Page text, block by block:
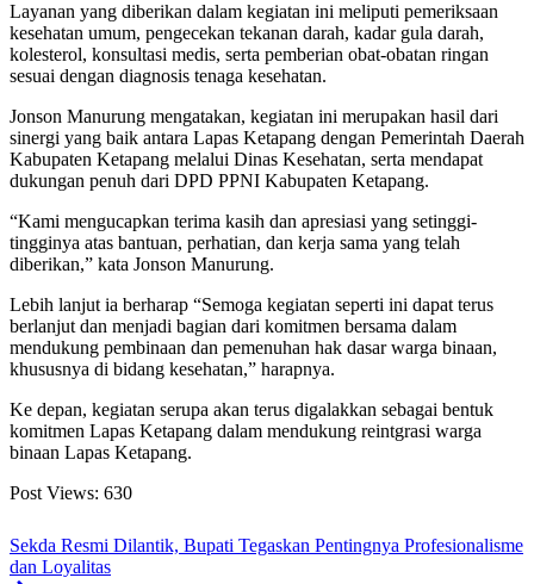
Layanan yang diberikan dalam kegiatan ini meliputi pemeriksaan
kesehatan umum, pengecekan tekanan darah, kadar gula darah,
kolesterol, konsultasi medis, serta pemberian obat-obatan ringan
sesuai dengan diagnosis tenaga kesehatan.
Jonson Manurung mengatakan, kegiatan ini merupakan hasil dari
sinergi yang baik antara Lapas Ketapang dengan Pemerintah Daerah
Kabupaten Ketapang melalui Dinas Kesehatan, serta mendapat
dukungan penuh dari DPD PPNI Kabupaten Ketapang.
“Kami mengucapkan terima kasih dan apresiasi yang setinggi-
tingginya atas bantuan, perhatian, dan kerja sama yang telah
diberikan,” kata Jonson Manurung.
Lebih lanjut ia berharap “Semoga kegiatan seperti ini dapat terus
berlanjut dan menjadi bagian dari komitmen bersama dalam
mendukung pembinaan dan pemenuhan hak dasar warga binaan,
khususnya di bidang kesehatan,” harapnya.
Ke depan, kegiatan serupa akan terus digalakkan sebagai bentuk
komitmen Lapas Ketapang dalam mendukung reintgrasi warga
binaan Lapas Ketapang.
Post Views: 630
Sekda Resmi Dilantik, Bupati Tegaskan Pentingnya Profesionalisme
dan Loyalitas